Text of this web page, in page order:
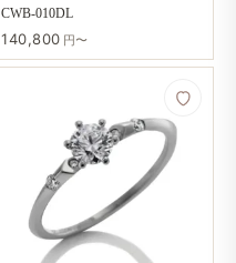
CWB-010DL
140,800 円〜